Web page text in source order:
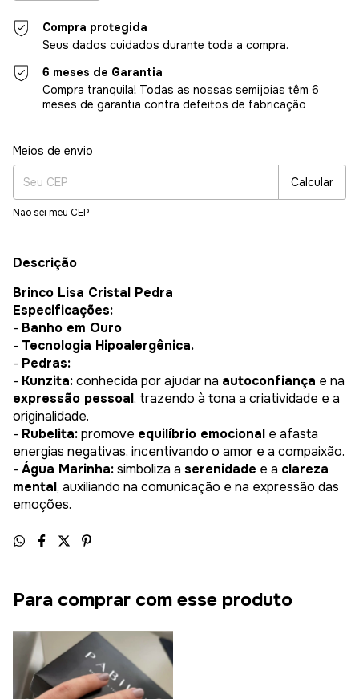
Compra protegida
Seus dados cuidados durante toda a compra.
6 meses de Garantia
Compra tranquila! Todas as nossas semijoias têm 6
meses de garantia contra defeitos de fabricação
Entregas para o CEP:
Meios de envio
Calcular
Não sei meu CEP
Descrição
Brinco Lisa Cristal Pedra
Especificações:
- Banho em Ouro
- Tecnologia Hipoalergênica.
- Pedras:
- Kunzita:conhecida por ajudar na autoconfiança e na
expressão pessoal, trazendo à tona a criatividade e a
originalidade.
- Rubelita:promove equilíbrio emocional e afasta
energias negativas, incentivando o amor e a compaixão.
- Água Marinha:simboliza a serenidade e a clareza
mental, auxiliando na comunicação e na expressão das
emoções.
Para comprar com esse produto